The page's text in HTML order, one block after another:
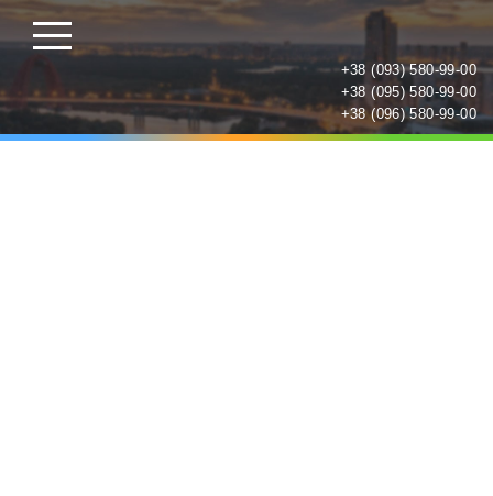
+38 (093) 580-99-00
+38 (095) 580-99-00
+38 (096) 580-99-00